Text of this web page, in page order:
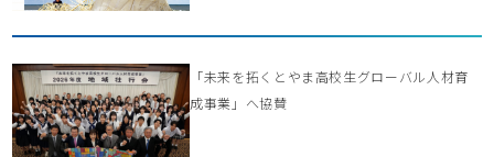
「未来を拓くとやま高校生グローバル人材育
成事業」へ協賛